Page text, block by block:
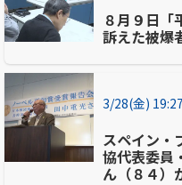
８月９日「
訴えた被爆
3/28(金) 19:27
スペイン・
協代表委員
ん（８４）